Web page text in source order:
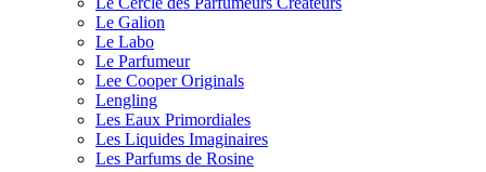
Le Galion
Le Labo
Le Parfumeur
Lee Cooper Originals
Lengling
Les Eaux Primordiales
Les Liquides Imaginaires
Les Parfums de Rosine